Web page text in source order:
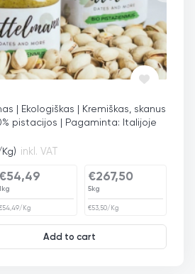
| Ekologiškas | Kremiškas, skanus
pistacijos | Pagaminta: Italijoje
inkl. VAT
€54,49
54,49/Kg
€267,50
5kg
€53,50/Kg
quantity
Add to cart